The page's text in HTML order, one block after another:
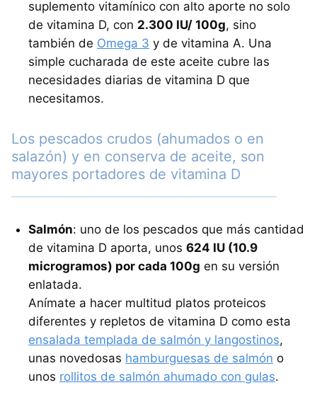
suplemento vitamínico con alto aporte no solo
de vitamina D, con 2.300 IU/ 100g, sino
también de Omega 3 y de vitamina A. Una
simple cucharada de este aceite cubre las
necesidades diarias de vitamina D que
necesitamos.
Los pescados crudos (ahumados o en
salazón) y en conserva de aceite, son
mayores portadores de vitamina D
Salmón: uno de los pescados que más cantidad
de vitamina D aporta, unos 624 IU (10.9
microgramos) por cada 100g en su versión
enlatada.
Anímate a hacer multitud platos proteicos
diferentes y repletos de vitamina D como esta
ensalada templada de salmón y langostinos,
unas novedosas hamburguesas de salmón o
unos rollitos de salmón ahumado con gulas.